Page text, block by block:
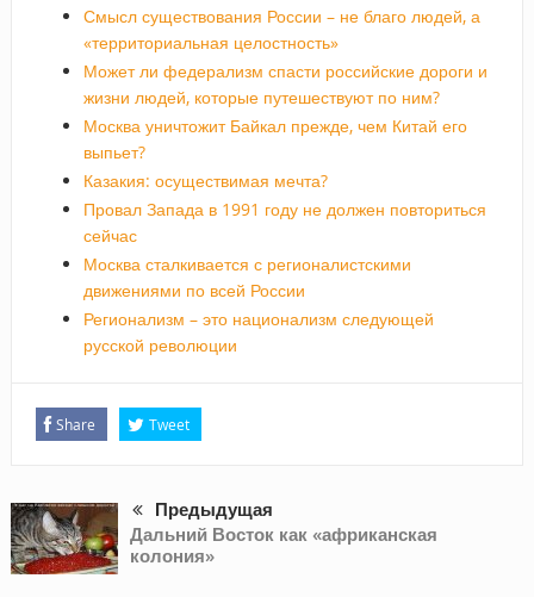
Смысл существования России – не благо людей, а
«территориальная целостность»
Может ли федерализм спасти российские дороги и
жизни людей, которые путешествуют по ним?
Москва уничтожит Байкал прежде, чем Китай его
выпьет?
Казакия: осуществимая мечта?
Провал Запада в 1991 году не должен повториться
сейчас
Москва сталкивается с регионалистскими
движениями по всей России
Регионализм – это национализм следующей
русской революции
Share Tweet
Предыдущая
Дальний Восток как «африканская
колония»